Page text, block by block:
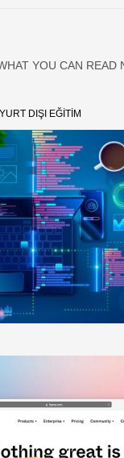
YOU CAN READ
DIŞI EĞITIM